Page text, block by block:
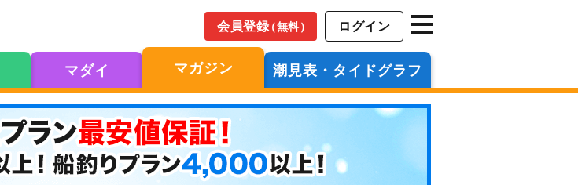
会員登録（無料） ログイン
マダイ マガジン 潮見表・タイドグラフ